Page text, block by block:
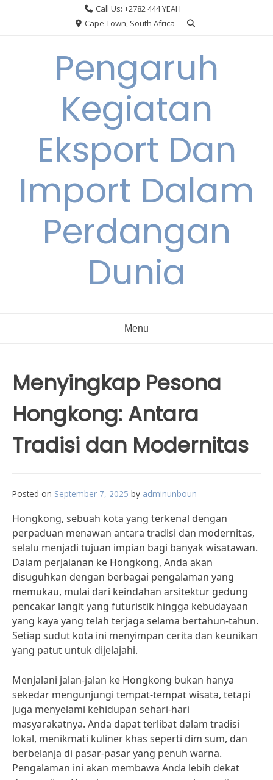
Call Us: +2782 444 YEAH
Cape Town, South Africa
Pengaruh
Kegiatan
Eksport Dan
Import Dalam
Perdangan
Dunia
Menu
Menyingkap Pesona
Hongkong: Antara
Tradisi dan Modernitas
Posted on September 7, 2025 by adminunboun
Hongkong, sebuah kota yang terkenal dengan
perpaduan menawan antara tradisi dan modernitas,
selalu menjadi tujuan impian bagi banyak wisatawan.
Dalam perjalanan ke Hongkong, Anda akan
disuguhkan dengan berbagai pengalaman yang
memukau, mulai dari keindahan arsitektur gedung
pencakar langit yang futuristik hingga kebudayaan
yang kaya yang telah terjaga selama bertahun-tahun.
Setiap sudut kota ini menyimpan cerita dan keunikan
yang patut untuk dijelajahi.
Menjalani jalan-jalan ke Hongkong bukan hanya
sekedar mengunjungi tempat-tempat wisata, tetapi
juga menyelami kehidupan sehari-hari
masyarakatnya. Anda dapat terlibat dalam tradisi
lokal, menikmati kuliner khas seperti dim sum, dan
berbelanja di pasar-pasar yang penuh warna.
Pengalaman ini akan membawa Anda lebih dekat